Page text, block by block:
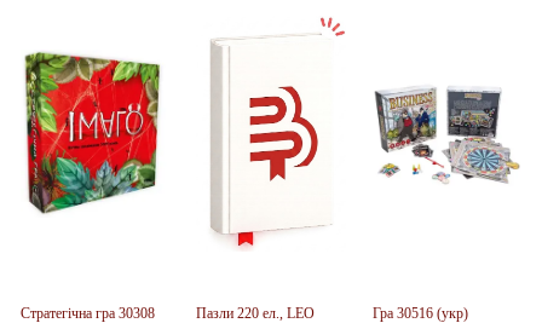
Стратегічна гра 30308
Пазли 220 ел., LEO
Гра 30516 (укр)